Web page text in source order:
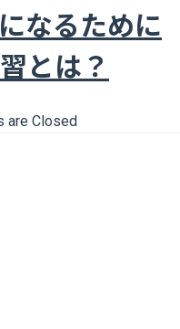
なるために
とは？
are Closed